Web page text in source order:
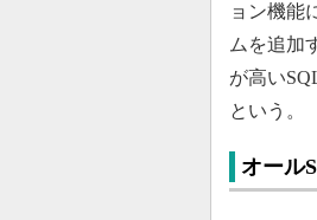
ョン機能
ムを追加
が高い
という。
オール